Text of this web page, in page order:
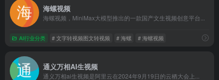
海螺视频
海螺视频，MiniMax大模型推出的一款国产文生视频创意平台...
AI行业分类 # 文字转视频图文转视频 # 海螺 # 海螺视频
通义万相AI生视频
通义万相ai生视频是阿里云在2024年9月19日的云栖大会上...